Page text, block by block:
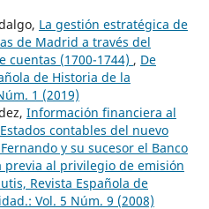
La gestión estratégica de
de Madrid a través del
cuentas (1700-1744) , De
de Historia de la
1 (2019)
Información financiera al
contables del nuevo
y su sucesor el Banco
previa al privilegio de emisión
Revista Española de
Vol. 5 Núm. 9 (2008)